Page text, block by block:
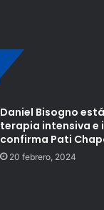
Daniel Bisogno
terapia intensiva e
confirma Pati
20 febrero, 2024